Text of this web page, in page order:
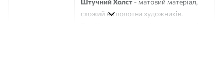
Штучний Холст - матовий матеріал,
схожий на полотна художників.